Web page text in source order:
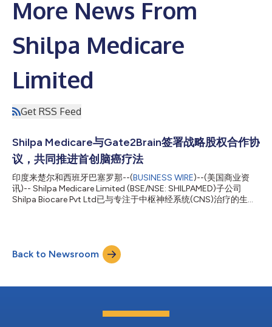
More News From
Shilpa Medicare
Limited
Get RSS Feed
Shilpa Medicare与Gate2Brain签署战略股权合作协
议，共同推进首创脑癌疗法
印度来楚尔和西班牙巴塞罗那--(BUSINESS WIRE)--(美国商业资
讯)-- Shilpa Medicare Limited (BSE/NSE: SHILPAMED)子公司
Shilpa Biocare Pvt Ltd已与专注于中枢神经系统(CNS)治疗的生物
性儿童脑癌——弥漫性内桥脑胶质瘤(DIPG)和儿童胶质母细胞瘤
(pGBM)的开发的核心管线，这两项适应症均已获得美国食品药品
监督管理局(FDA)和欧洲药品管理局(EMA)的孤儿药资格认定。
递送透过血脑屏障，在临床前研究中展现出高达100倍的脑部药物
002瞄准了高增长的肿瘤学市场——胶质母细胞瘤市场规模预计
到2035年将达到64.8亿美元（年复合增长率7.97%...
Back to Newsroom